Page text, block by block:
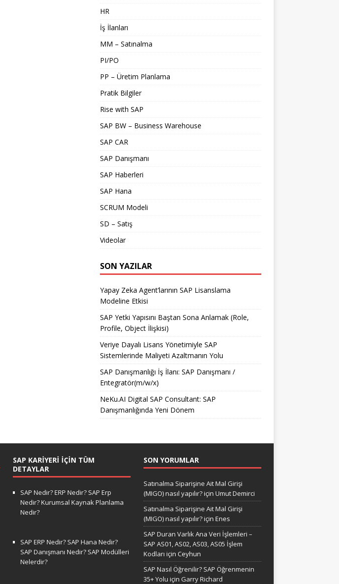
HR
İş İlanları
MM – Satınalma
PI/PO
PP – Üretim Planlama
Pratik Bilgiler
Rise with SAP
SAP BW – Business Warehouse
SAP CAR
SAP Danışmanı
SAP Haberleri
SAP Hana
SCRUM Modeli
SD – Satış
Videolar
SON YAZILAR
Yapay Zeka Agent’larının SAP Lisanslama
Modeline Etkisi
SAP Yetki Yapısını Baştan Sona Anlamak (Role,
Profile, Object İlişkisi)
Veriye Dayalı Lisans Yönetimiyle SAP
Sistemlerinde Maliyeti Azaltmanın Yolu
SAP Danışmanlığı İş İlanı: SAP Danışmanı /
Entegratör(m/w/x)
NeKu.AI Digital SAP Consultant: SAP
Danışmanlığında Yeni Dönem
SAP KARIYERI İÇIN TÜM
DETAYLAR
SAP Nedir? ERP Nedir? SAP Erp
Nedir? Kurumsal Kaynak Planlama
Nedir?
SAP ERP Nedir? SAP Hana Nedir?
SAP Danışmanı Nedir? SAP Modülleri
Nelerdir?
SON YORUMLAR
Satınalma Siparişine Ait Mal Girişi
(MIGO) nasıl yapılır?için Umut Demirci
Satınalma Siparişine Ait Mal Girişi
(MIGO) nasıl yapılır?için Enes
SAP Duran Varlık Ana Veri İşlemleri –
SAP AS01, AS02, AS03, AS05 İşlem
Kodları için Ceyhun
SAP Nasıl Öğrenilir? SAP Öğrenmenin
35+ Yolu için Garry Richard